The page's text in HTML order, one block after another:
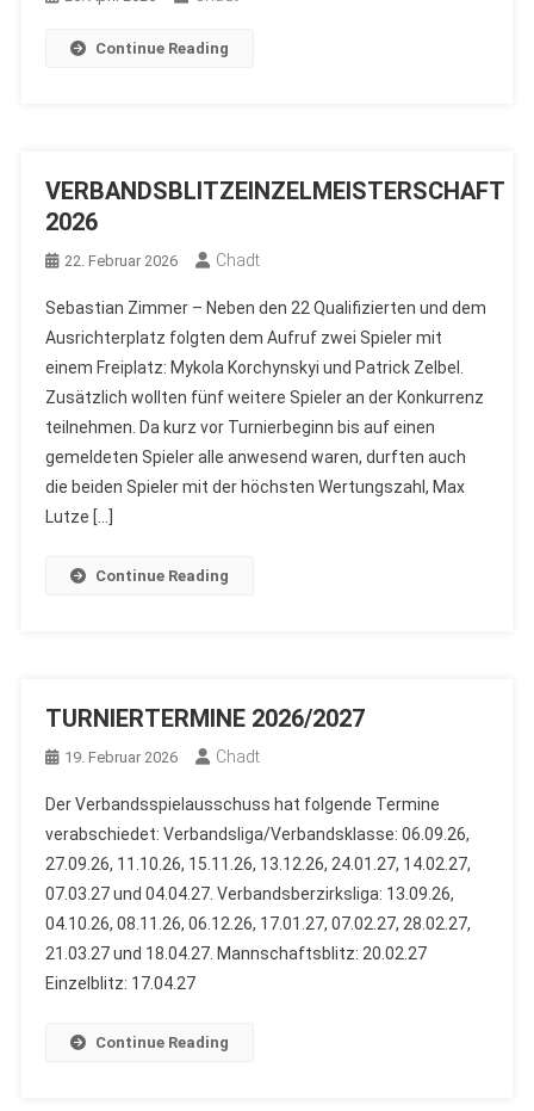
Continue Reading
VERBANDSBLITZEINZELMEISTERSCHAFT
2026
22. Februar 2026 Chadt
Sebastian Zimmer – Neben den 22 Qualifizierten und dem
Ausrichterplatz folgten dem Aufruf zwei Spieler mit
einem Freiplatz: Mykola Korchynskyi und Patrick Zelbel.
Zusätzlich wollten fünf weitere Spieler an der Konkurrenz
teilnehmen. Da kurz vor Turnierbeginn bis auf einen
gemeldeten Spieler alle anwesend waren, durften auch
die beiden Spieler mit der höchsten Wertungszahl, Max
Lutze […]
Continue Reading
TURNIERTERMINE 2026/2027
19. Februar 2026 Chadt
Der Verbandsspielausschuss hat folgende Termine
verabschiedet: Verbandsliga/Verbandsklasse: 06.09.26,
27.09.26, 11.10.26, 15.11.26, 13.12.26, 24.01.27, 14.02.27,
07.03.27 und 04.04.27. Verbandsberzirksliga: 13.09.26,
04.10.26, 08.11.26, 06.12.26, 17.01.27, 07.02.27, 28.02.27,
21.03.27 und 18.04.27. Mannschaftsblitz: 20.02.27
Einzelblitz: 17.04.27
Continue Reading